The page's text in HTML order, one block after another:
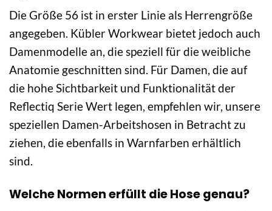
Die Größe 56 ist in erster Linie als Herrengröße
angegeben. Kübler Workwear bietet jedoch auch
Damenmodelle an, die speziell für die weibliche
Anatomie geschnitten sind. Für Damen, die auf
die hohe Sichtbarkeit und Funktionalität der
Reflectiq Serie Wert legen, empfehlen wir, unsere
speziellen Damen-Arbeitshosen in Betracht zu
ziehen, die ebenfalls in Warnfarben erhältlich
sind.
Welche Normen erfüllt die Hose genau?